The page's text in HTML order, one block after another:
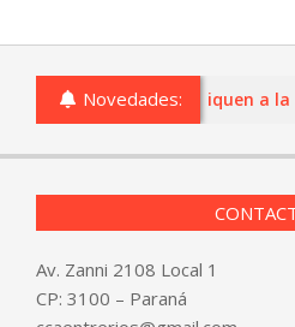
Novedades:
se dediquen a la
Av. Zanni 2108 Local 1
CP: 3100 – Paraná